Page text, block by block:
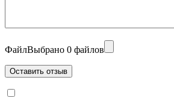
ФайлВыбрано 0 файлов